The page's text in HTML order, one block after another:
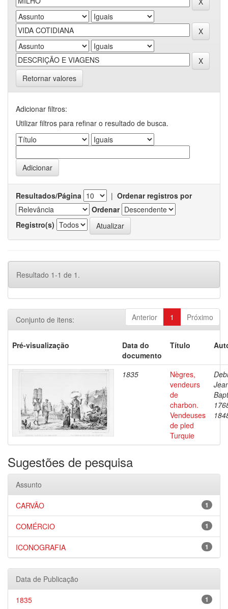
Retornar valores
Adicionar filtros:
Utilizar filtros para refinar o resultado de busca.
Resultados/Página | Ordenar registros por
Ordenar
Registro(s)
Resultado 1-1 de 1.
Anterior 1 Próximo
Conjunto de itens:
Pré-visualização
Data do
documento
Título
1835
Nègres,
vendeurs
de
charbon.
Vendeuses
de pled
Turquie
Sugestões de pesquisa
Assunto
1
CARVÃO
1
COMÉRCIO
1
ICONOGRAFIA
Data de Publicação
1
1835